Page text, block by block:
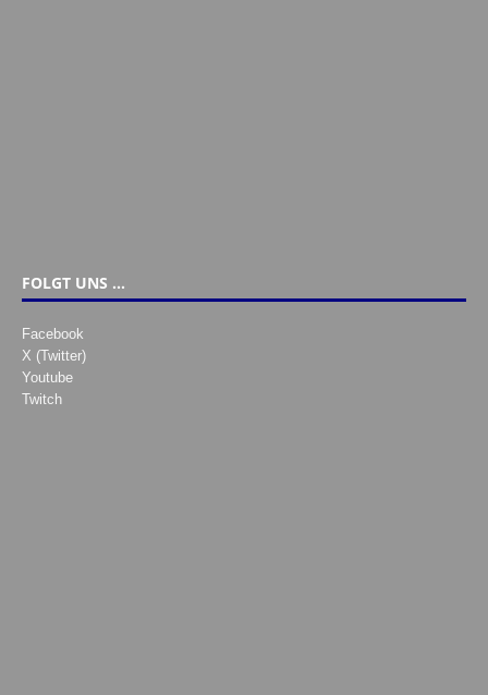
FOLGT UNS …
Facebook
X (Twitter)
Youtube
Twitch